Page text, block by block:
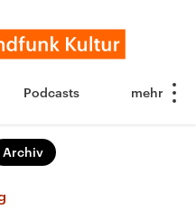
Podcasts
Archiv